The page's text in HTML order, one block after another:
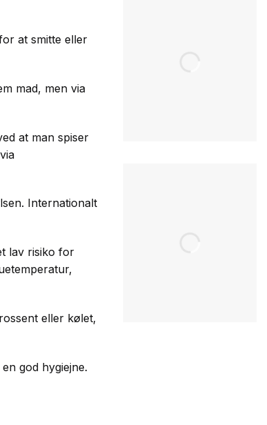
at smitte eller
mad, men via
at man spiser
Internationalt
lav risiko for
eller kølet,
god hygiejne.